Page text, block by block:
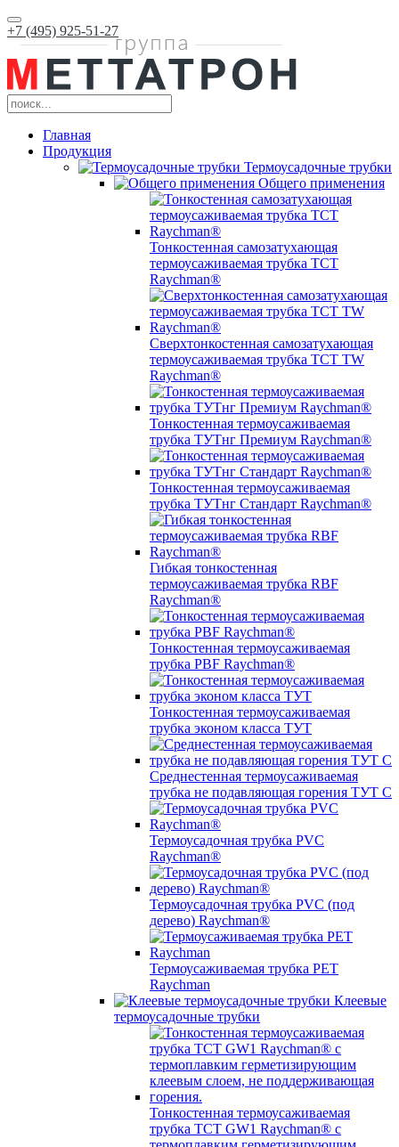
+7 (495) 925-51-27
Главная
Продукция
Термоусадочные трубки
Общего применения
Тонкостенная самозатухающая
термоусаживаемая трубка ТCT
Raychman®
Сверхтонкостенная самозатухающая
термоусаживаемая трубка ТCT TW
Raychman®
Тонкостенная термоусаживаемая
трубка ТУТнг Премиум Raychman®
Тонкостенная термоусаживаемая
трубка ТУТнг Стандарт Raychman®
Гибкая тонкостенная
термоусаживаемая трубка RBF
Raychman®
Тонкостенная термоусаживаемая
трубка PBF Raychman®
Тонкостенная термоусаживаемая
трубка эконом класса ТУТ
Среднестенная термоусаживаемая
трубка не подавляющая горения ТУТ С
Термоусадочная трубка PVC
Raychman®
Термоусадочная трубка PVC (под
дерево) Raychman®
Термоусаживаемая трубка PET
Raychman
Клеевые
термоусадочные трубки
Тонкостенная термоусаживаемая
трубка TCT GW1 Raychman® с